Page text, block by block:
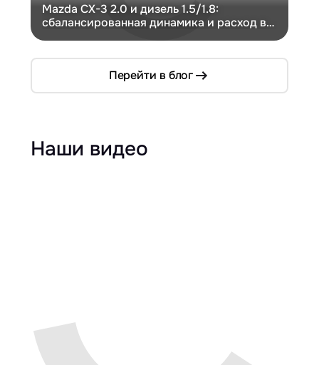
Mazda CX-3 2.0 и дизель 1.5/1.8:
сбалансированная динамика и расход в
Перейти в блог
Наши видео